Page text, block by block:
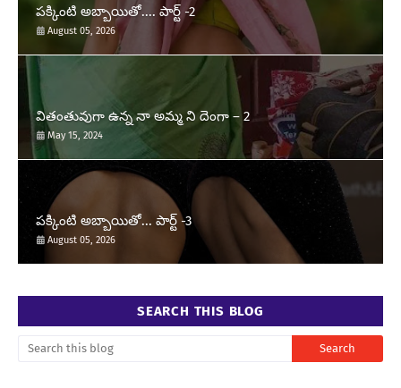
పక్కింటి అబ్బాయితో.... పార్ట్ -2
August 05, 2026
వితంతువుగా ఉన్న నా అమ్మ ని దెంగా – 2
May 15, 2024
పక్కింటి అబ్బాయితో... పార్ట్ -3
August 05, 2026
SEARCH THIS BLOG